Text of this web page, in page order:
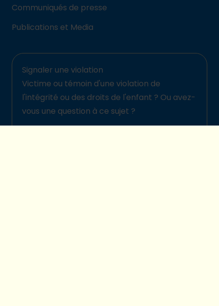
Communiqués de presse
Publications et Media
Signaler une violation
Victime ou témoin d'une violation de
l'intégrité ou des droits de l'enfant ? Ou avez-
vous une question à ce sujet ?